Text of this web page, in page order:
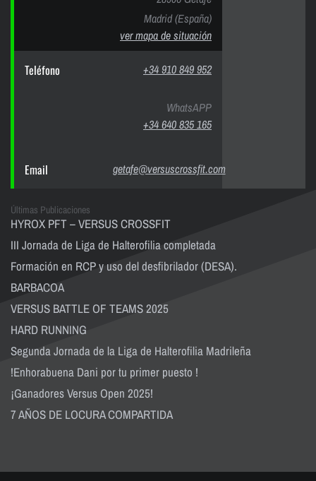
Madrid (España)
ver mapa de situación
Teléfono +34 910 849 952
WhatsAPP
+34 640 835 165
Email getafe@versuscrossfit.com
Últimas Publicaciones
HYROX PFT – VERSUS CROSSFIT
III Jornada de Liga de Halterofilia completada
Formación en RCP y uso del desfibrilador (DESA).
BARBACOA
VERSUS BATTLE OF TEAMS 2025
HARD RUNNING
Segunda Jornada de la Liga de Halterofilia Madrileña
!Enhorabuena Dani por tu primer puesto !
¡Ganadores Versus Open 2025!
7 AÑOS DE LOCURA COMPARTIDA